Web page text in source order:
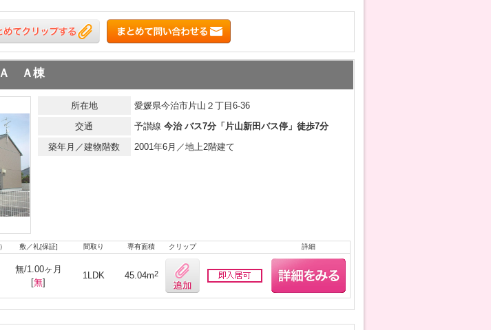
Ａ Ａ棟
所在地
愛媛県今治市片山２丁目6-36
交通
予讃線 今治 バス7分「片山新田バス停」徒歩7分
築年月／建物階数
2001年6月／地上2階建て
敷／礼[保証] 間取り 専有面積 クリップ 詳細
無/1.00ヶ月
[無]
1LDK 45.04m2